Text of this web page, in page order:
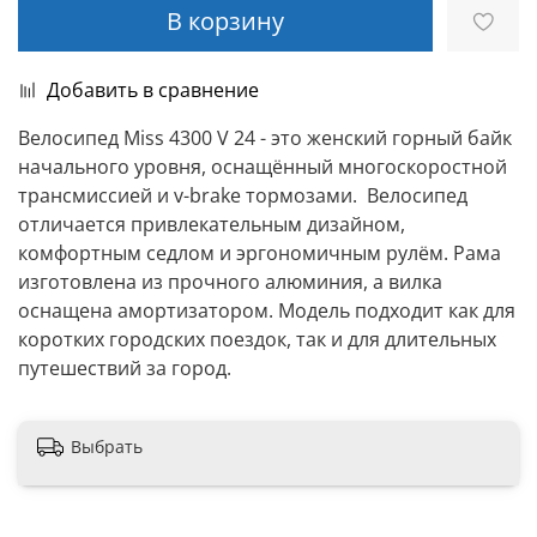
В корзину
Добавить в сравнение
Велосипед Miss 4300 V 24 - это женский горный байк
начального уровня, оснащённый многоскоростной
трансмиссией и v-brake тормозами. Велосипед
отличается привлекательным дизайном,
комфортным седлом и эргономичным рулём. Рама
изготовлена из прочного алюминия, а вилка
оснащена амортизатором. Модель подходит как для
коротких городских поездок, так и для длительных
путешествий за город.
Выбрать